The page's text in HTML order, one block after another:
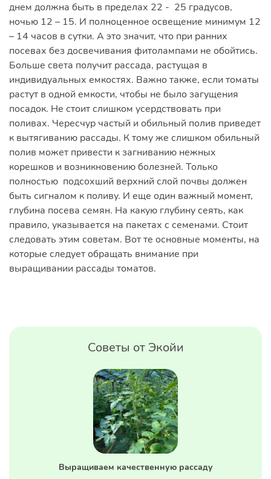
днем должна быть в пределах 22 - 25 градусов,
ночью 12 – 15. И полноценное освещение минимум 12
– 14 часов в сутки. А это значит, что при ранних
посевах без досвечивания фитолампами не обойтись.
Больше света получит рассада, растущая в
индивидуальных емкостях. Важно также, если томаты
растут в одной емкости, чтобы не было загущения
посадок. Не стоит слишком усердствовать при
поливах. Чересчур частый и обильный полив приведет
к вытягиванию рассады. К тому же слишком обильный
полив может привести к загниванию нежных
корешков и возникновению болезней. Только
полностью подсохший верхний слой почвы должен
быть сигналом к поливу. И еще один важный момент,
глубина посева семян. На какую глубину сеять, как
правило, указывается на пакетах с семенами. Стоит
следовать этим советам. Вот те основные моменты, на
которые следует обращать внимание при
выращивании рассады томатов.
Советы от Экойи
Выращиваем качественную рассаду